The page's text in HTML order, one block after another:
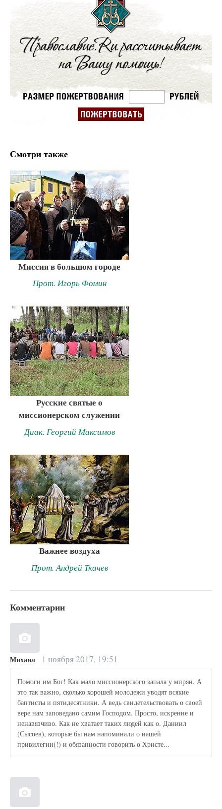
Смотри также
Миссия в большом городе
Прот. Игорь Фомин
Русские святые о
миссионерском служении
Диак. Георгий Максимов
Важнее воздуха
Прот. Андрей Ткачев
Комментарии
Михаил 1 ноября 2017, 19:51
Помоги им Бог! Как мало миссионерского запала у мирян. А
это так важно, сколько хорошей молодежи уводят всякие
баптисты и пятидесятники. А ведь свидетельствовать о своей
вере нам заповедано самим Господом. Просто, искренне и
ненавязчиво. Как не хватает таких людей как о. Даниил
(Сысоев), которые бы нам напоминали о нашей
привилегии(!) и обязанности говорить о Христе...